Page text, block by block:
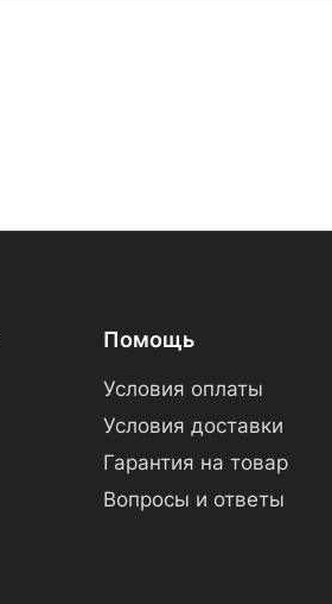
Помощь
Условия оплаты
Условия доставки
Гарантия на товар
Вопросы и ответы